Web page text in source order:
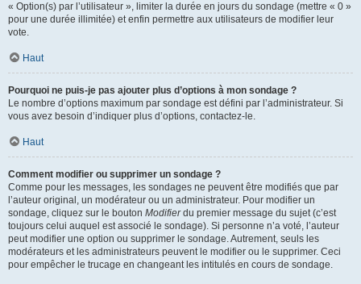
« Option(s) par l’utilisateur », limiter la durée en jours du sondage (mettre « 0 »
pour une durée illimitée) et enfin permettre aux utilisateurs de modifier leur
vote.
Haut
Pourquoi ne puis-je pas ajouter plus d’options à mon sondage ?
Le nombre d’options maximum par sondage est défini par l’administrateur. Si
vous avez besoin d’indiquer plus d’options, contactez-le.
Haut
Comment modifier ou supprimer un sondage ?
Comme pour les messages, les sondages ne peuvent être modifiés que par
l’auteur original, un modérateur ou un administrateur. Pour modifier un
sondage, cliquez sur le bouton Modifierdu premier message du sujet (c’est
toujours celui auquel est associé le sondage). Si personne n’a voté, l’auteur
peut modifier une option ou supprimer le sondage. Autrement, seuls les
modérateurs et les administrateurs peuvent le modifier ou le supprimer. Ceci
pour empêcher le trucage en changeant les intitulés en cours de sondage.